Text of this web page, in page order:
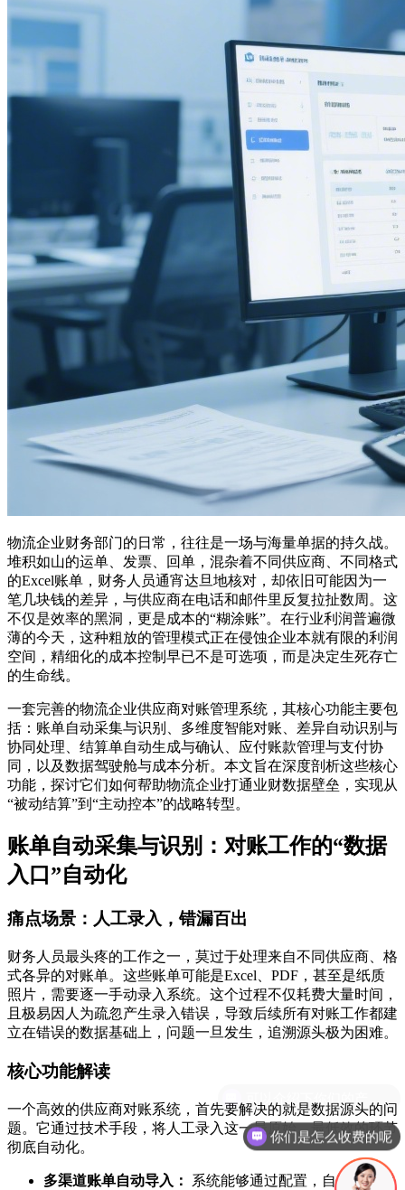
物流企业财务部门的日常，往往是一场与海量单据的持久战。
堆积如山的运单、发票、回单，混杂着不同供应商、不同格式
的Excel账单，财务人员通宵达旦地核对，却依旧可能因为一
笔几块钱的差异，与供应商在电话和邮件里反复拉扯数周。这
不仅是效率的黑洞，更是成本的“糊涂账”。在行业利润普遍微
薄的今天，这种粗放的管理模式正在侵蚀企业本就有限的利润
空间，精细化的成本控制早已不是可选项，而是决定生死存亡
的生命线。
一套完善的物流企业供应商对账管理系统，其核心功能主要包
括：账单自动采集与识别、多维度智能对账、差异自动识别与
协同处理、结算单自动生成与确认、应付账款管理与支付协
同，以及数据驾驶舱与成本分析。本文旨在深度剖析这些核心
功能，探讨它们如何帮助物流企业打通业财数据壁垒，实现从
“被动结算”到“主动控本”的战略转型。
账单自动采集与识别：对账工作的“数据
入口”自动化
痛点场景：人工录入，错漏百出
财务人员最头疼的工作之一，莫过于处理来自不同供应商、格
式各异的对账单。这些账单可能是Excel、PDF，甚至是纸质
照片，需要逐一手动录入系统。这个过程不仅耗费大量时间，
且极易因人为疏忽产生录入错误，导致后续所有对账工作都建
立在错误的数据基础上，问题一旦发生，追溯源头极为困难。
核心功能解读
一个高效的供应商对账系统，首先要解决的就是数据源头的问
题。它通过技术手段，将人工录入这一最原始、最低效的环节
彻底自动化。
多渠道账单自动导入： 系统能够通过配置，自动抓取指
你们是怎么收费的呢